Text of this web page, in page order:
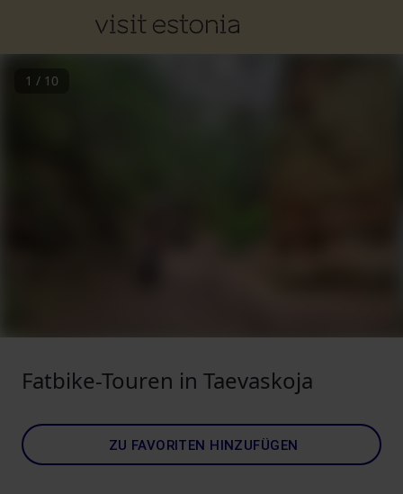
1 / 10
Fatbike-Touren in Taevaskoja
ZU FAVORITEN HINZUFÜGEN